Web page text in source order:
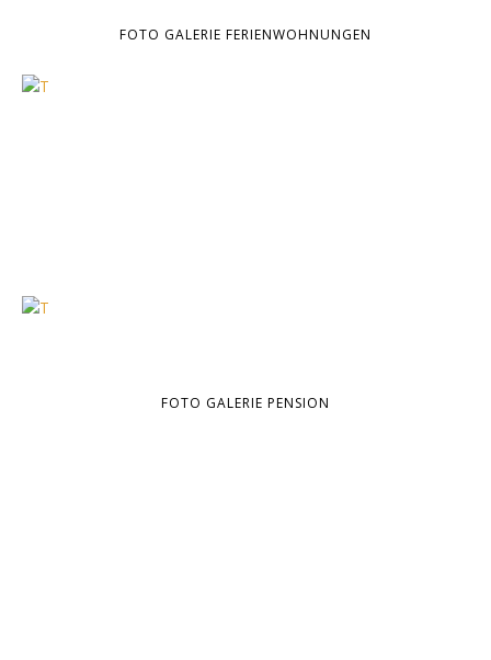
FOTO GALERIE FERIENWOHNUNGEN
FOTO GALERIE PENSION